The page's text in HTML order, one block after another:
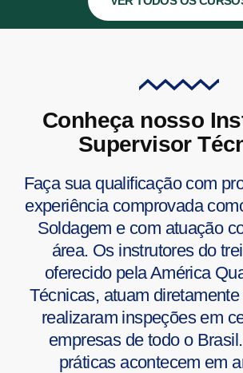
Conheça nosso
Supervisor
Faça sua qualificação com
experiência comprovada
Soldagem e com atuação
área. Os instrutores do
oferecido pela América
Técnicas, atuam
realizaram inspeções em
empresas de todo o
práticas acontecem em